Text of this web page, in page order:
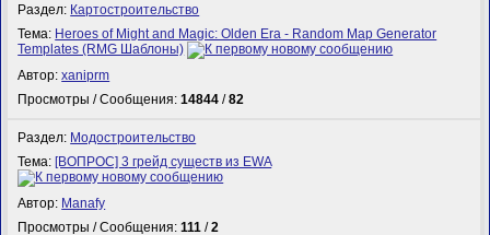
Раздел: Картостроительство
Тема: Heroes of Might and Magic: Olden Era - Random Map Generator
Templates (RMG Шаблоны)
Автор:xaniprm
Просмотры / Сообщения:14844 /82
Раздел: Модостроительство
Тема: [ВОПРОС] 3 грейд существ из EWA
Автор: Manafy
Просмотры / Сообщения:111 /2